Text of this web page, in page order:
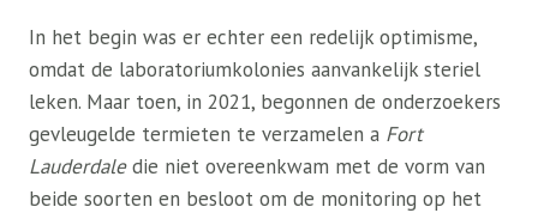
In het begin was er echter een redelijk optimisme,
omdat de laboratoriumkolonies aanvankelijk steriel
leken. Maar toen, in 2021, begonnen de onderzoekers
gevleugelde termieten te verzamelen a Fort
Lauderdaledie niet overeenkwam met de vorm van
beide soorten en besloot om de monitoring op het